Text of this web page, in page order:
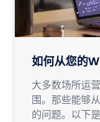
如何从您的
大多数场所运
围。那些能够
的问题。以下